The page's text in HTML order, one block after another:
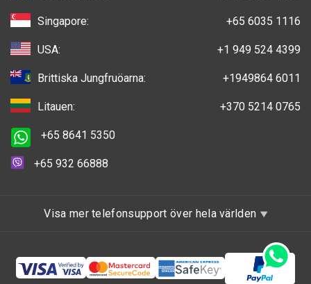
Singapore: +65 6035 1116
USA: +1 949 524 4399
Brittiska Jungfruöarna: +1949864 6011
Litauen: +370 5214 0765
+65 8641 5350
+65 932 66888
Visa mer telefonsupport över hela världen